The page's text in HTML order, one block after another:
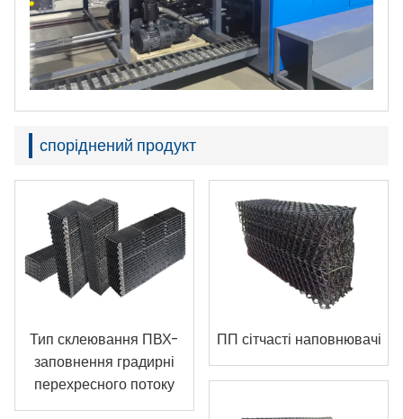
споріднений продукт
Тип склеювання ПВХ-
заповнення градирні
перехресного потоку
ПП сітчасті наповнювачі